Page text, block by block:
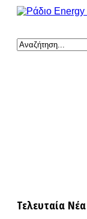
Τελευταία Νέα